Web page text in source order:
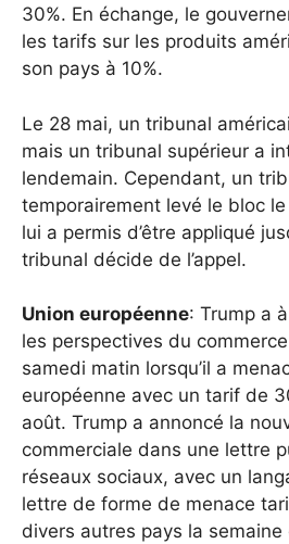
30%. En échange, le
les tarifs sur les produits
son pays à 10%.
Le 28 mai, un tribunal
mais un tribunal supérieur a
lendemain. Cependant, un
temporairement levé le bloc
lui a permis d’être appliqué
tribunal décide de l’appel.
Union européenne: Trump a
les perspectives du commerce
samedi matin lorsqu’il a
européenne avec un tarif de
août. Trump a annoncé la
commerciale dans une lettre
réseaux sociaux, avec un
lettre de forme de menace
divers autres pays la semaine